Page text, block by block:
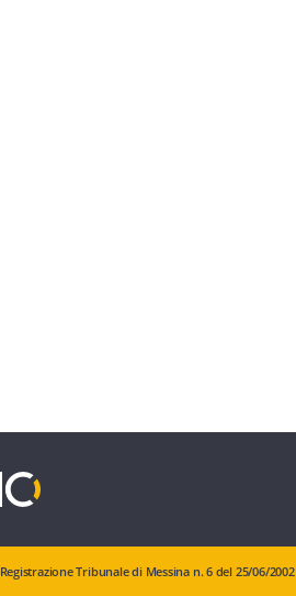
Registrazione Tribunale di Messina n. 6 del 25/06/2002